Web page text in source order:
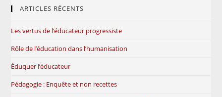
ARTICLES RÉCENTS
Les vertus de l’éducateur progressiste
Rôle de l’éducation dans l’humanisation
Éduquer l’éducateur
Pédagogie : Enquête et non recettes